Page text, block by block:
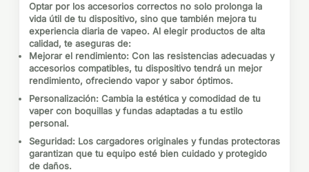
Optar por los accesorios correctos no solo prolonga la
vida útil de tu dispositivo, sino que también mejora tu
experiencia diaria de vapeo. Al elegir productos de alta
calidad, te aseguras de:
Mejorar el rendimiento: Con las resistencias adecuadas y
accesorios compatibles, tu dispositivo tendrá un mejor
rendimiento, ofreciendo vapor y sabor óptimos.
Personalización: Cambia la estética y comodidad de tu
vaper con boquillas y fundas adaptadas a tu estilo
personal.
Seguridad: Los cargadores originales y fundas protectoras
garantizan que tu equipo esté bien cuidado y protegido
de daños.